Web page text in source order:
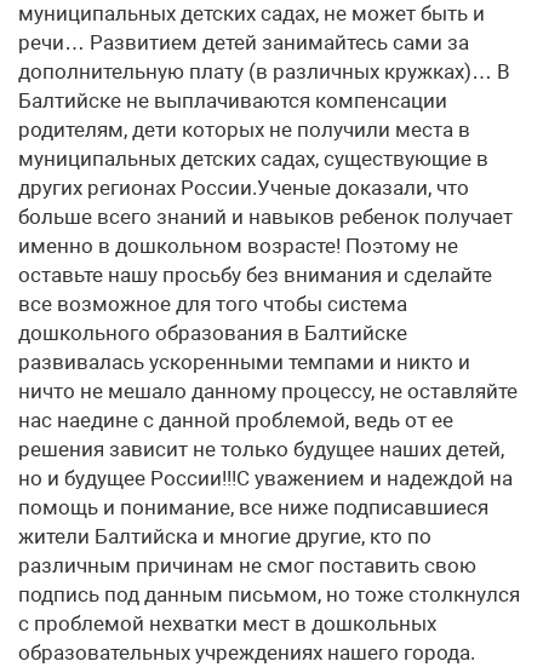
муниципальных детских садах, не может быть и
речи… Развитием детей занимайтесь сами за
дополнительную плату (в различных кружках)… В
Балтийске не выплачиваются компенсации
родителям, дети которых не получили места в
муниципальных детских садах, существующие в
других регионах России.Ученые доказали, что
больше всего знаний и навыков ребенок получает
именно в дошкольном возрасте! Поэтому не
оставьте нашу просьбу без внимания и сделайте
все возможное для того чтобы система
дошкольного образования в Балтийске
развивалась ускоренными темпами и никто и
ничто не мешало данному процессу, не оставляйте
нас наедине с данной проблемой, ведь от ее
решения зависит не только будущее наших детей,
но и будущее России!!!С уважением и надеждой на
помощь и понимание, все ниже подписавшиеся
жители Балтийска и многие другие, кто по
различным причинам не смог поставить свою
подпись под данным письмом, но тоже столкнулся
с проблемой нехватки мест в дошкольных
образовательных учреждениях нашего города.